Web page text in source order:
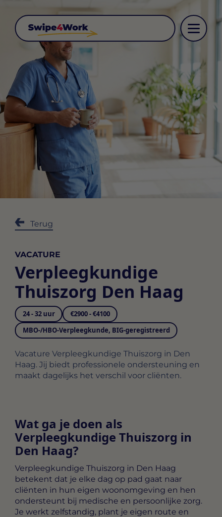
Terug
VACATURE
Verpleegkundige
Thuiszorg Den Haag
24 - 32 uur
€2900 - €4100
MBO-/HBO-Verpleegkunde, BIG-geregistreerd
Vacature Verpleegkundige Thuiszorg in Den
Haag. Jij biedt professionele ondersteuning en
maakt dagelijks het verschil voor cliënten.
Wat ga je doen als
Verpleegkundige Thuiszorg in
Den Haag?
Verpleegkundige Thuiszorg in Den Haag
betekent dat je elke dag op pad gaat naar
cliënten in hun eigen woonomgeving en hen
ondersteunt bij medische en persoonlijke zorg.
Je werkt zelfstandig, plant je eigen route en